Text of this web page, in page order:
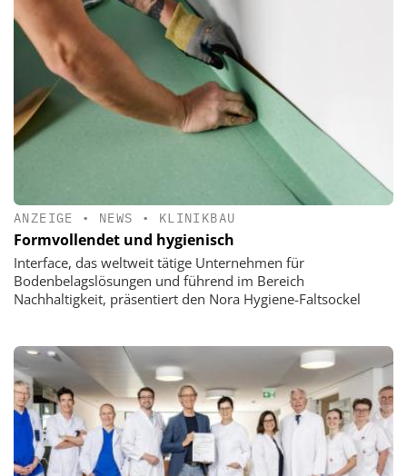
ANZEIGE • NEWS • KLINIKBAU
Formvollendet und hygienisch
Interface, das weltweit tätige Unternehmen für
Bodenbelagslösungen und führend im Bereich
Nachhaltigkeit, präsentiert den Nora Hygiene-Faltsockel